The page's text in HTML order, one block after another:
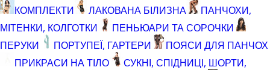
КОМПЛЕКТИ
ЛАКОВАНА БІЛИЗНА
ПАНЧОХИ,
МІТЕНКИ, КОЛГОТКИ
ПЕНЬЮАРИ ТА СОРОЧКИ
ПЕРУКИ
ПОРТУПЕЇ, ГАРТЕРИ
ПОЯСИ ДЛЯ ПАНЧОХ
ПРИКРАСИ НА ТІЛО
СУКНІ, СПІДНИЦІ, ШОРТИ,